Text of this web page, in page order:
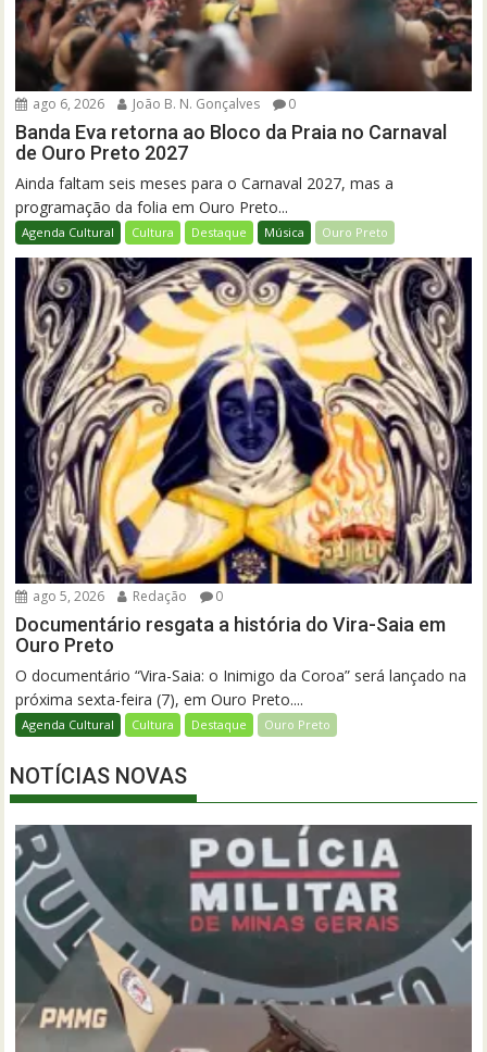
ago 6, 2026 João B. N. Gonçalves 0
Banda Eva retorna ao Bloco da Praia no Carnaval
de Ouro Preto 2027
Ainda faltam seis meses para o Carnaval 2027, mas a
programação da folia em Ouro Preto...
Agenda Cultural Cultura Destaque Música Ouro Preto
ago 5, 2026 Redação 0
Documentário resgata a história do Vira-Saia em
Ouro Preto
O documentário “Vira-Saia: o Inimigo da Coroa” será lançado na
próxima sexta-feira (7), em Ouro Preto....
Agenda Cultural Cultura Destaque Ouro Preto
NOTÍCIAS NOVAS